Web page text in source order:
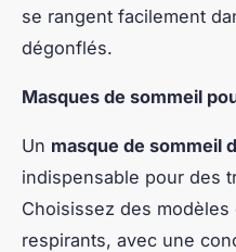
se rangent facilement
dégonflés.
Masques de sommeil
Un masque de sommeil
indispensable pour des
Choisissez des
respirants, avec une